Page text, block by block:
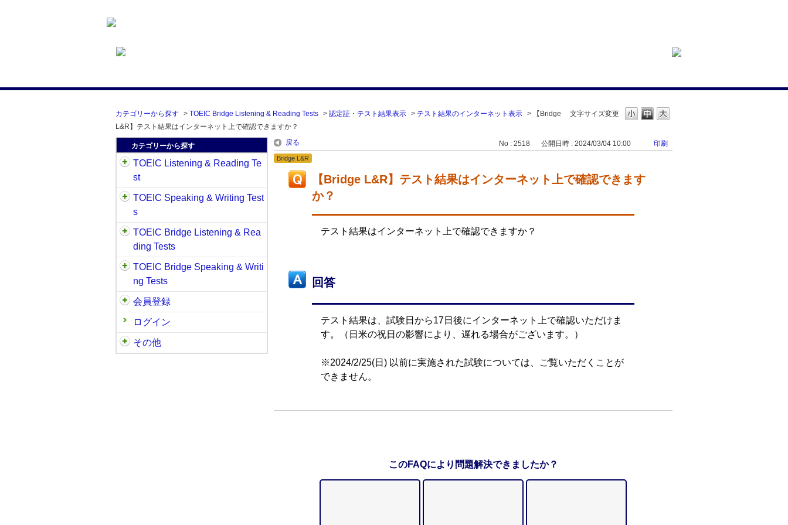
文字サイズ変更
カテゴリーから探す > TOEIC Bridge Listening & Reading Tests > 認定証・テスト結果表示 > テスト結果のインターネット表示 >
【Bridge
L&R】テスト結果はインターネット上で確認できますか？
カテゴリーから探す
TOEIC Listening & Reading Te
st
TOEIC Speaking & Writing Test
s
TOEIC Bridge Listening & Rea
ding Tests
TOEIC Bridge Speaking & Writi
ng Tests
会員登録
ログイン
その他
戻る No : 2518 公開日時 : 2024/03/04 10:00 印刷
Bridge L&R
【Bridge L&R】テスト結果はインターネット上で確認できます
か？
テスト結果はインターネット上で確認できますか？
回答
テスト結果は、試験日から17日後にインターネット上で確認いただけま
す。（日米の祝日の影響により、遅れる場合がございます。）
※2024/2/25(日) 以前に実施された試験については、ご覧いただくことが
できません。
このFAQにより問題解決できましたか？